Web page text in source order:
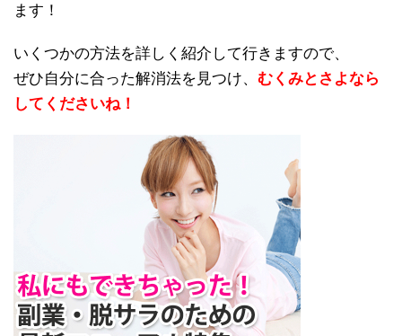
ます！
いくつかの方法を詳しく紹介して行きますので、
ぜひ自分に合った解消法を見つけ、 むくみとさよなら
してくださいね！